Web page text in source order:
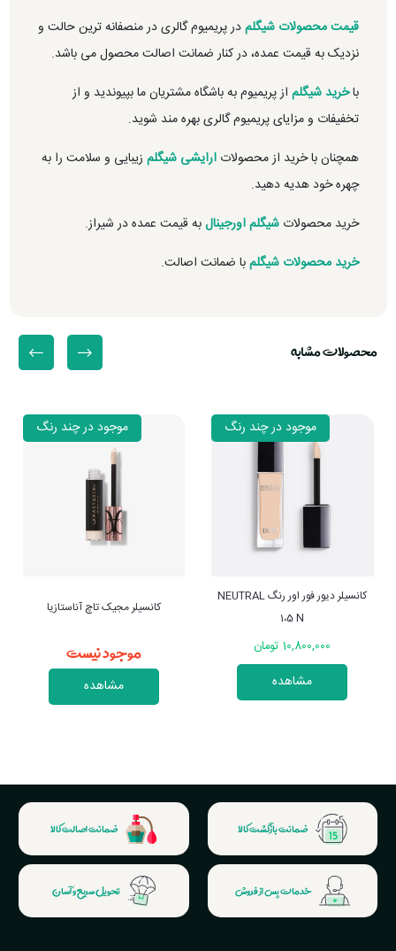
قیمت محصولات شیگلمدر پریمیوم گالری در منصفانه ترین حالت و
نزدیک به قیمت عمده، در کنار ضمانت اصالت محصول می باشد.
باخرید شیگلم از پریمیوم به باشگاه مشتریان ما بپیوندید و از
تخفیفات و مزایای پریمیوم گالری بهره مند شوید.
همچنان با خرید از محصولاتارایشی شیگلم زیبایی و سلامت را به
چهره خود هدیه دهید.
خرید محصولاتشیگلم اورجینالبه قیمت عمده در شیراز.
خرید محصولات شیگلمبا ضمانت اصالت.
محصولات مشابه
موجود در چند رنگ
کانسیلر مجیک تاچ آناستازیا
موجود نیست
مشاهده
کانسیلر وانیلا ویفر توفیسد
موجود نیست
مشاهده
ضمانت بازگشت کالا ضمانت اصالت کالا
خدمات پس از فروش تحویل سریع و آسان